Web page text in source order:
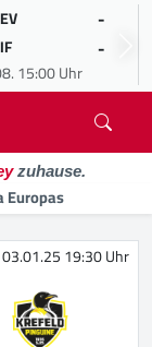
-
-
15:00 Uhr
zuhause.
Europas
03.01.25 19:30 Uhr